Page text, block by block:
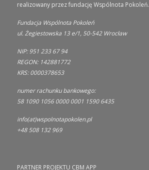
realizowany przez fundację Wspólnota Pokoleń.
Fundacja Wspólnota Pokoleń
ul. Żegiestowska 13 e/1, 50-542 Wrocław
NIP: 951 233 67 94
REGON: 142881772
KRS: 0000378653
numer rachunku bankowego:
58 1090 1056 0000 0001 1590 6435
info(at)wspolnotapokolen.pl
+48 508 132 969
PARTNER PROJEKTU CBM APP